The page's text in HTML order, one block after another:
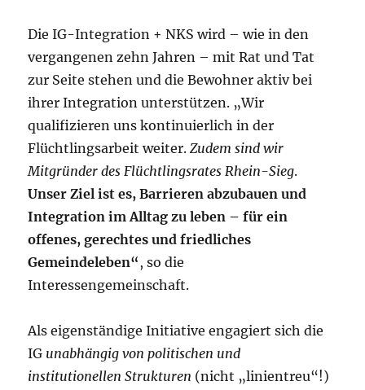
Die IG-Integration + NKS wird – wie in den
vergangenen zehn Jahren – mit Rat und Tat
zur Seite stehen und die Bewohner aktiv bei
ihrer Integration unterstützen. „Wir
qualifizieren uns kontinuierlich in der
Flüchtlingsarbeit weiter.Zudem sind wir
Mitgründer des Flüchtlingsrates Rhein-Sieg.
Unser Ziel ist es, Barrieren abzubauen und
Integration im Alltag zu leben – für ein
offenes, gerechtes und friedliches
Gemeindeleben“, so die
Interessengemeinschaft.
Als eigenständige Initiative engagiert sich die
IG unabhängig von politischen und
institutionellen Strukturen (nicht „linientreu“!)